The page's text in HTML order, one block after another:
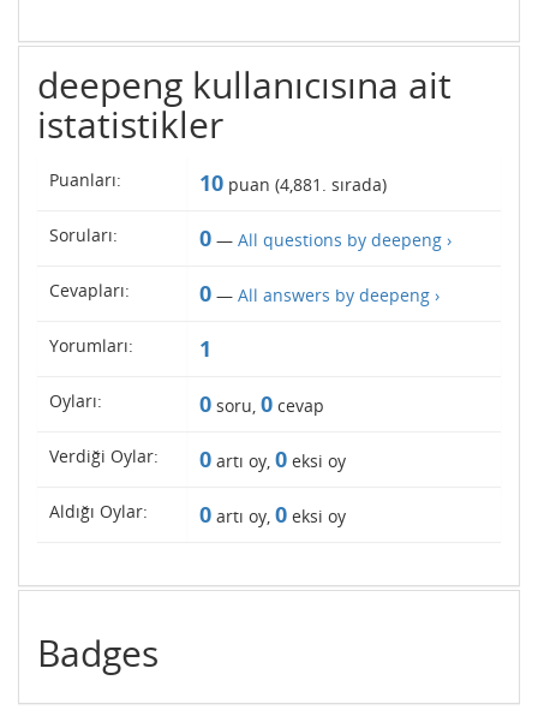
deepeng kullanıcısına ait
istatistikler
Puanları: 10 puan (4,881 . sırada)
Soruları: 0 — All questions by deepeng ›
Cevapları: 0 — All answers by deepeng ›
Yorumları: 1
Oyları: 0 soru, 0 cevap
Verdiği Oylar: 0 artı oy, 0 eksi oy
Aldığı Oylar: 0 artı oy, 0 eksi oy
Badges